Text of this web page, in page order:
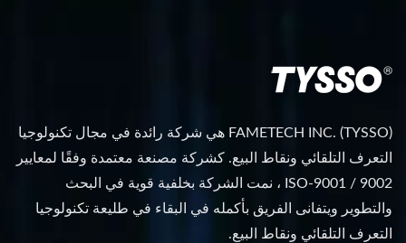
FAMETECH INC. (TYSSO) هي شركة رائدة في مجال تكنولوجيا
التعرف التلقائي ونقاط البيع. كشركة مصنعة معتمدة وفقًا لمعايير
ISO-9001 / 9002 ، نمت الشركة بخلفية قوية في البحث
والتطوير ويتفانى الفريق بأكمله في البقاء في طليعة تكنولوجيا
التعرف التلقائي ونقاط البيع.